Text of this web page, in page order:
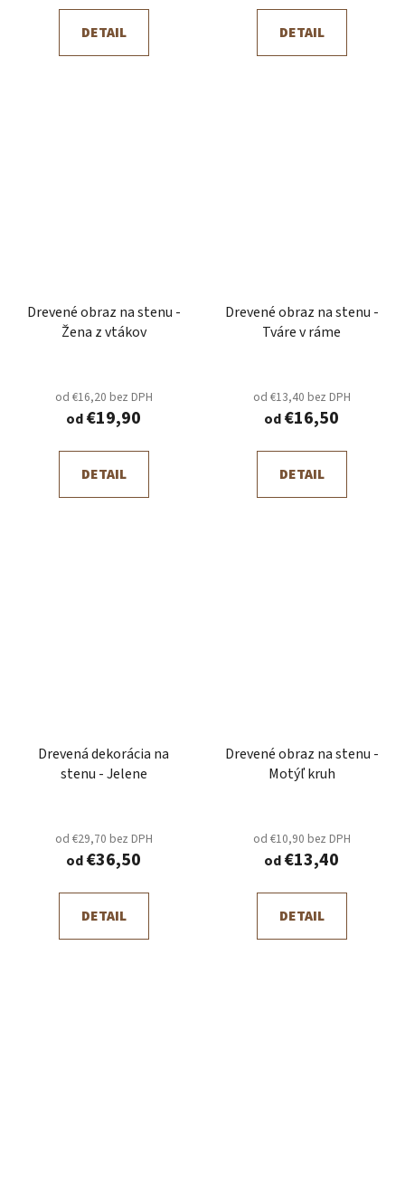
DETAIL DETAIL
Drevené obraz na stenu -
Žena z vtákov
od €16,20 bez DPH
od€19,90
DETAIL
Drevené obraz na stenu -
Tváre v ráme
od €13,40 bez DPH
od€16,50
DETAIL
Drevená dekorácia na
stenu - Jelene
od €29,70 bez DPH
od€36,50
DETAIL
Drevené obraz na stenu -
Motýľ kruh
od €10,90 bez DPH
od€13,40
DETAIL